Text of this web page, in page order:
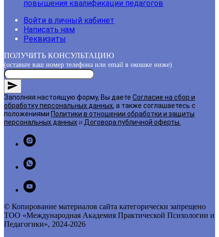
повышения квалификации педагогов
Войти в личный кабинет
Написать нам
Реквизиты
ПОЛУЧИТЬ КОНСУЛЬТАЦИЮ
(оставьте ваш номер телефона или email в окошке ниже)
Заполняя настоящую форму, Вы даете Согласие на сбор и
обработку персональных данных, а также соглашаетесь с
положениями Политики в отношении обработки и защиты
персональных данныхи Договора публичной оферты
© Копирование материалов сайта категорически запрещено
ТОО «Международная Академия Практической Психологии и
Педагогики», 2024-2026